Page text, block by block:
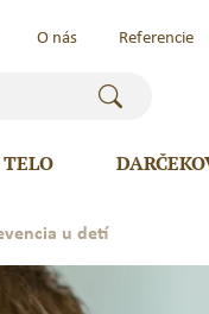
O nás Referencie
u detí